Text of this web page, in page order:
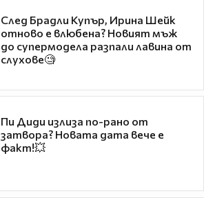
След Брадли Купър, Ирина Шейк
отново е влюбена? Новият мъж
до супермодела разпали лавина от
слухове🧐
Пи Диди излиза по-рано от
затвора? Новата дата вече е
факт!💥